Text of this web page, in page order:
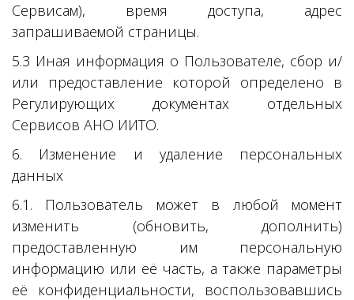
Сервисам), время доступа, адрес
запрашиваемой страницы.
5.3 Иная информация о Пользователе, сбор и/
или предоставление которой определено в
Регулирующих документах отдельных
Сервисов АНО ИИТО.
6. Изменение и удаление персональных
данных
6.1. Пользователь может в любой момент
изменить (обновить, дополнить)
предоставленную им персональную
информацию или её часть, а также параметры
её конфиденциальности, воспользовавшись